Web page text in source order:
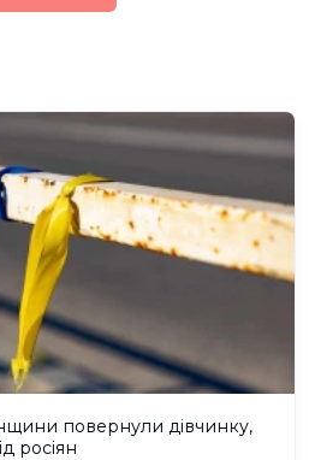
повернули дівчинку,
росіян